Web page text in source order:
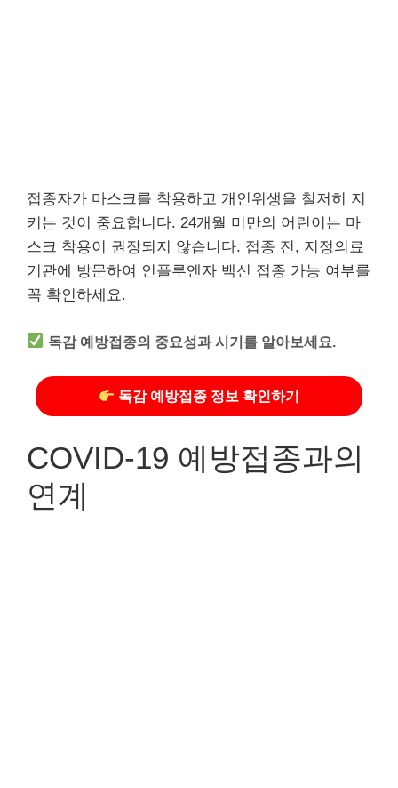
접종자가 마스크를 착용하고 개인위생을 철저히 지
키는 것이 중요합니다. 24개월 미만의 어린이는 마
스크 착용이 권장되지 않습니다. 접종 전, 지정의료
기관에 방문하여 인플루엔자 백신 접종 가능 여부를
꼭 확인하세요.
독감 예방접종의 중요성과 시기를 알아보세요.
독감 예방접종 정보 확인하기
COVID-19 예방접종과의
연계